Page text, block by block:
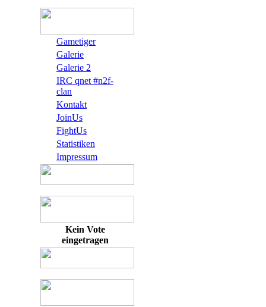
Gametiger
Galerie
Galerie 2
IRC qnet #n2f-
clan
Kontakt
JoinUs
FightUs
Statistiken
Impressum
Kein Vote
eingetragen